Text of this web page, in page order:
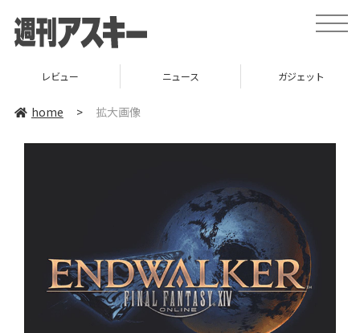
toggle
レビュー ニュース ガジェット
home > 拡大画像